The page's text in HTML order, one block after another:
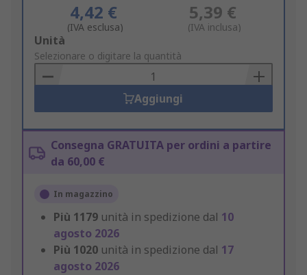
4,42 €
(IVA esclusa)
5,39 €
(IVA inclusa)
Add
to
Basket
Unità
Selezionare o digitare la quantità
Aggiungi
Consegna GRATUITA per ordini a partire
da 60,00 €
In magazzino
Più 1179 unità in spedizione dal 10
agosto 2026
Più 1020 unità in spedizione dal 17
agosto 2026